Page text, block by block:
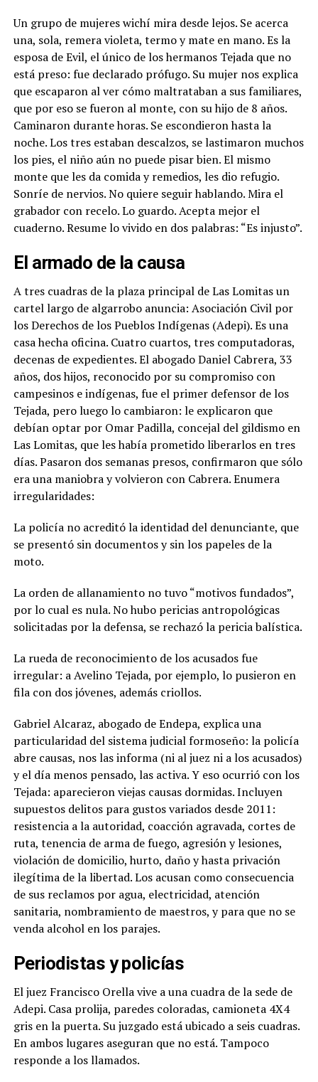
Un grupo de mujeres wichí mira desde lejos. Se acerca
una, sola, remera violeta, termo y mate en mano. Es la
esposa de Evil, el único de los hermanos Tejada que no
está preso: fue declarado prófugo. Su mujer nos explica
que escaparon al ver cómo maltrataban a sus familiares,
que por eso se fueron al monte, con su hijo de 8 años.
Caminaron durante horas. Se escondieron hasta la
noche. Los tres estaban descalzos, se lastimaron muchos
los pies, el niño aún no puede pisar bien. El mismo
monte que les da comida y remedios, les dio refugio.
Sonríe de nervios. No quiere seguir hablando. Mira el
grabador con recelo. Lo guardo. Acepta mejor el
cuaderno. Resume lo vivido en dos palabras: “Es injusto”.
El armado de la causa
A tres cuadras de la plaza principal de Las Lomitas un
cartel largo de algarrobo anuncia: Asociación Civil por
los Derechos de los Pueblos Indígenas (Adepi). Es una
casa hecha oficina. Cuatro cuartos, tres computadoras,
decenas de expedientes. El abogado Daniel Cabrera, 33
años, dos hijos, reconocido por su compromiso con
campesinos e indígenas, fue el primer defensor de los
Tejada, pero luego lo cambiaron: le explicaron que
debían optar por Omar Padilla, concejal del gildismo en
Las Lomitas, que les había prometido liberarlos en tres
días. Pasaron dos semanas presos, confirmaron que sólo
era una maniobra y volvieron con Cabrera. Enumera
irregularidades:
La policía no acreditó la identidad del denunciante, que
se presentó sin documentos y sin los papeles de la
moto.
La orden de allanamiento no tuvo “motivos fundados”,
por lo cual es nula. No hubo pericias antropológicas
solicitadas por la defensa, se rechazó la pericia balística.
La rueda de reconocimiento de los acusados fue
irregular: a Avelino Tejada, por ejemplo, lo pusieron en
fila con dos jóvenes, además criollos.
Gabriel Alcaraz, abogado de Endepa, explica una
particularidad del sistema judicial formoseño: la policía
abre causas, nos las informa (ni al juez ni a los acusados)
y el día menos pensado, las activa. Y eso ocurrió con los
Tejada: aparecieron viejas causas dormidas. Incluyen
supuestos delitos para gustos variados desde 2011:
resistencia a la autoridad, coacción agravada, cortes de
ruta, tenencia de arma de fuego, agresión y lesiones,
violación de domicilio, hurto, daño y hasta privación
ilegítima de la libertad. Los acusan como consecuencia
de sus reclamos por agua, electricidad, atención
sanitaria, nombramiento de maestros, y para que no se
venda alcohol en los parajes.
Periodistas y policías
El juez Francisco Orella vive a una cuadra de la sede de
Adepi. Casa prolija, paredes coloradas, camioneta 4X4
gris en la puerta. Su juzgado está ubicado a seis cuadras.
En ambos lugares aseguran que no está. Tampoco
responde a los llamados.